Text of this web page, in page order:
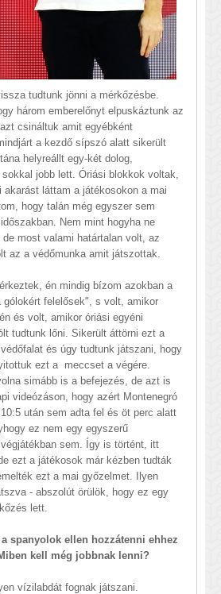
tudtunk jönni a mérkőzésbe.
három emberelőnyt elpuskáztunk az
csináltuk amit egyébként
a kezdő sípszó alatt sikerült
helyreállt egy-két dolog,
jobb lett. Óriási blokkok voltak,
akarást láttam a játékosokon a mai
hogy talán még egyszer sem
Nem mint hogyha ne
most valami határtalan volt, az
az a védőmunka amit játszottak.
én mindig bízom azokban a
gólokért felelősek", s volt, amikor
és volt, amikor óriási egyéni
tudtunk lőni. Sikerült áttörni ezt a
és úgy tudtunk játszani, hogy
ezt a meccset a végére.
simább is a befejezés, de azt is
videózáson, hogy azért Montenegró
után sem adta fel és öt perc alatt
ez nem egy egyszerű
sem. Így is történt, itt
ezt a játékosok már kézben tudták
ezt a mai győzelmet. Ilyen
- abszolút örülök, hogy ez egy
lett.
spanyolok ellen hozzátenni ehhez
kell még jobbnak lenni?
vízilabdát fognak játszani.